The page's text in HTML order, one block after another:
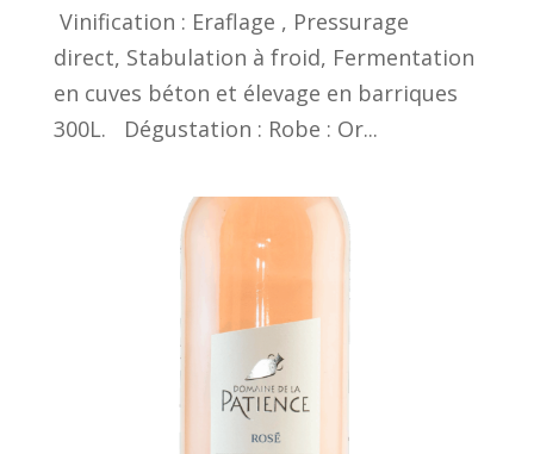
Vinification : Eraflage , Pressurage
direct, Stabulation à froid, Fermentation
en cuves béton et élevage en barriques
300L. Dégustation : Robe : Or...